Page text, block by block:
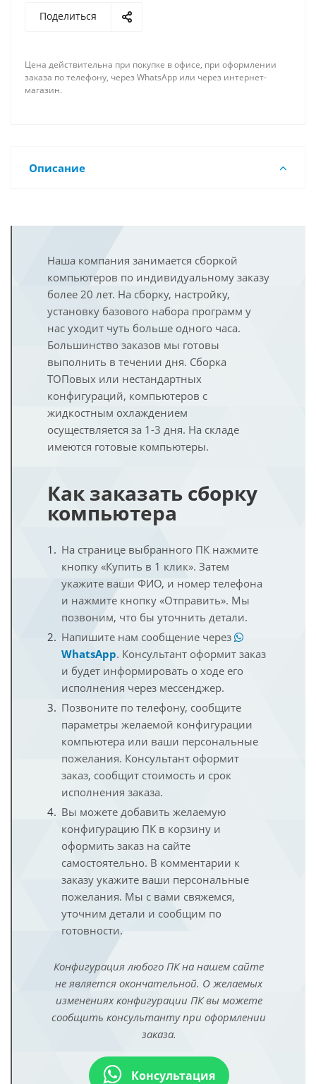
Поделиться
Цена действительна при покупке в офисе, при оформлении
заказа по телефону, через WhatsApp или через интернет-
магазин.
Описание
Наша компания занимается сборкой
компьютеров по индивидуальному заказу
более 20 лет. На сборку, настройку,
установку базового набора программ у
нас уходит чуть больше одного часа.
Большинство заказов мы готовы
выполнить в течении дня. Сборка
ТОПовых или нестандартных
конфигураций, компьютеров с
жидкостным охлаждением
осуществляется за 1-3 дня. На складе
имеются готовые компьютеры.
Как заказать сборку
компьютера
На странице выбранного ПК нажмите
кнопку «Купить в 1 клик». Затем
укажите ваши ФИО, и номер телефона
и нажмите кнопку «Отправить». Мы
позвоним, что бы уточнить детали.
Напишите нам сообщение через
WhatsApp. Консультант оформит заказ
и будет информировать о ходе его
исполнения через мессенджер.
Позвоните по телефону, сообщите
параметры желаемой конфигурации
компьютера или ваши персональные
пожелания. Консультант оформит
заказ, сообщит стоимость и срок
исполнения заказа.
Вы можете добавить желаемую
конфигурацию ПК в корзину и
оформить заказ на сайте
самостоятельно. В комментарии к
заказу укажите ваши персональные
пожелания. Мы с вами свяжемся,
уточним детали и сообщим по
готовности.
Конфигурация любого ПК на нашем сайте
не является окончательной. О желаемых
изменениях конфигурации ПК вы можете
сообщить консультанту при оформлении
заказа.
Консультация